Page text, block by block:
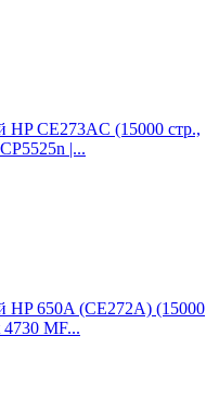
CE273AC (15000 стр.,
|...
HP 650A (CE272A) (15000
MF...